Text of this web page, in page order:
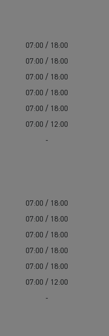
07:00 / 18:00
07:00 / 18:00
07:00 / 18:00
07:00 / 18:00
07:00 / 18:00
07:00 / 12:00
-
07:00 / 18:00
07:00 / 18:00
07:00 / 18:00
07:00 / 18:00
07:00 / 18:00
07:00 / 12:00
-